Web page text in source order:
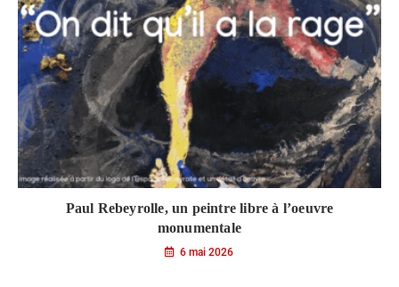
Paul Rebeyrolle, un peintre libre à l’oeuvre
monumentale
6 mai 2026